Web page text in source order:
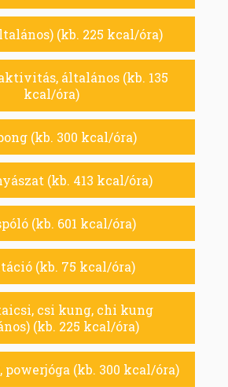
(kb. 225 kcal/óra)
általános (kb. 135
kcal/óra)
(kb. 300 kcal/óra)
(kb. 413 kcal/óra)
(kb. 601 kcal/óra)
(kb. 75 kcal/óra)
csi kung, chi kung
(kb. 225 kcal/óra)
powerjóga (kb. 300 kcal/óra)